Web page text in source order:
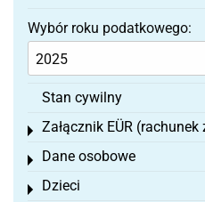
Wybór roku podatkowego:
Stan cywilny
Załącznik EÜR
Toggle menu
Dane osobowe
Toggle menu
Dzieci
Toggle menu